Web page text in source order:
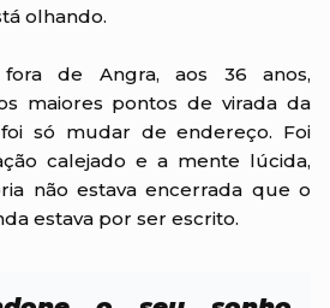
olhando.
de Angra, aos 36 anos,
maiores pontos de virada da
só mudar de endereço. Foi
calejado e a mente lúcida,
não estava encerrada que o
estava por ser escrito.